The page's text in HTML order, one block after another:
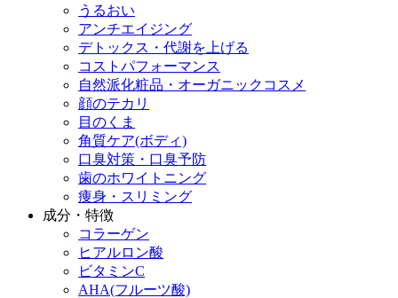
うるおい
アンチエイジング
デトックス・代謝を上げる
コストパフォーマンス
自然派化粧品・オーガニックコスメ
顔のテカリ
目のくま
角質ケア(ボディ)
口臭対策・口臭予防
歯のホワイトニング
痩身・スリミング
成分・特徴
コラーゲン
ヒアルロン酸
ビタミンC
AHA(フルーツ酸)